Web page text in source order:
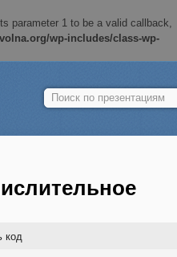
parameter 1 to be a valid callback,
wp-includes/class-wp-
Найти:
код